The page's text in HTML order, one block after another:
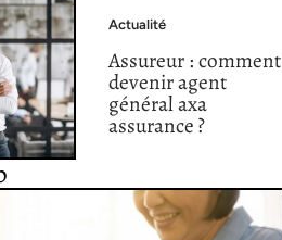
Actualité
Assureur : comment
devenir agent
général axa
assurance ?